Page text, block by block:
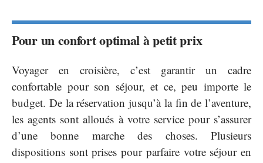
Pour un confort optimal à petit prix
Voyager en croisière, c’est garantir un cadre
confortable pour son séjour, et ce, peu importe le
budget. De la réservation jusqu’à la fin de l’aventure,
les agents sont alloués à votre service pour s’assurer
d’une bonne marche des choses. Plusieurs
dispositions sont prises pour parfaire votre séjour en